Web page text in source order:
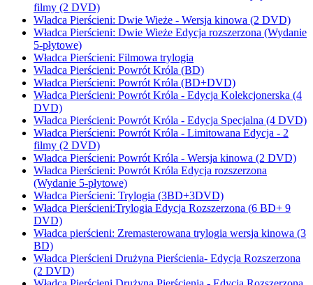
filmy (2 DVD)
Władca Pierścieni: Dwie Wieże - Wersja kinowa (2 DVD)
Władca Pierścieni: Dwie Wieże Edycja rozszerzona (Wydanie
5-płytowe)
Władca Pierścieni: Filmowa trylogia
Władca Pierścieni: Powrót Króla (BD)
Władca Pierścieni: Powrót Króla (BD+DVD)
Władca Pierścieni: Powrót Króla - Edycja Kolekcjonerska (4
DVD)
Władca Pierścieni: Powrót Króla - Edycja Specjalna (4 DVD)
Władca Pierścieni: Powrót Króla - Limitowana Edycja - 2
filmy (2 DVD)
Władca Pierścieni: Powrót Króla - Wersja kinowa (2 DVD)
Władca Pierścieni: Powrót Króla Edycja rozszerzona
(Wydanie 5-płytowe)
Władca Pierścieni: Trylogia (3BD+3DVD)
Władca Pierścieni:Trylogia Edycja Rozszerzona (6 BD+ 9
DVD)
Władca pierścieni: Zremasterowana trylogia wersja kinowa (3
BD)
Władca Pierścieni Drużyna Pierścienia- Edycja Rozszerzona
(2 DVD)